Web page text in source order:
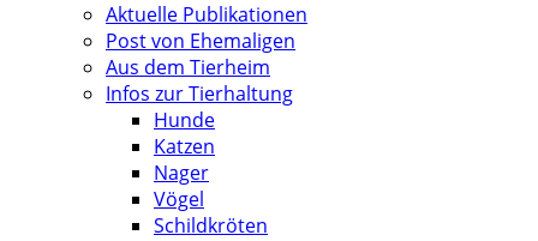
Aktuelle Publikationen
Post von Ehemaligen
Aus dem Tierheim
Infos zur Tierhaltung
Hunde
Katzen
Nager
Vögel
Schildkröten